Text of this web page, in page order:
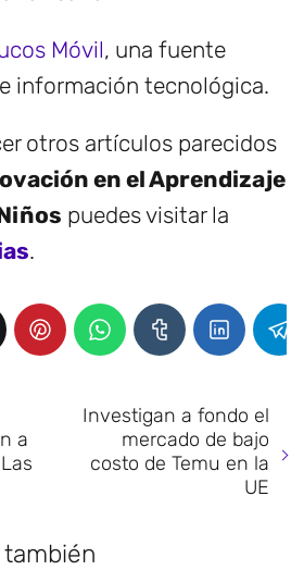
Móvil, una fuente
información tecnológica.
otros artículos parecidos
en el Aprendizaje
puedes visitar la
.
a
Investigan a fondo el
mercado de bajo
costo de Temu en la
UE
también